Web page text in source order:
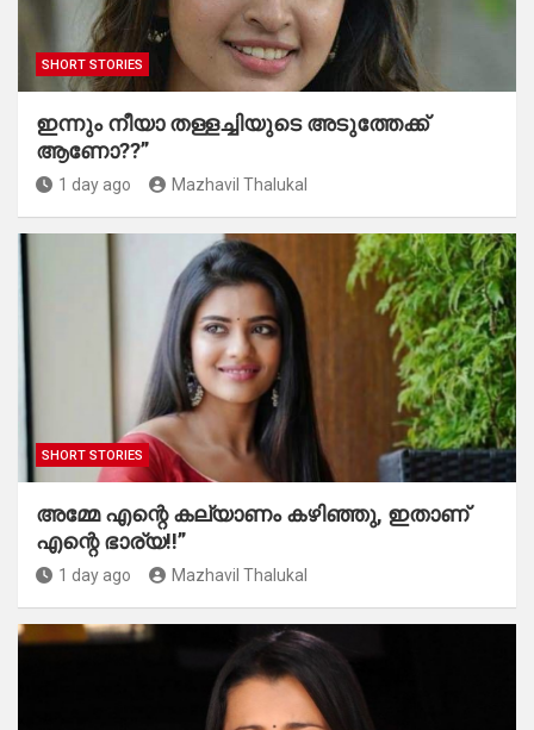
SHORT STORIES
ഇന്നും നീയാ തള്ളച്ചിയുടെ അടുത്തേക്ക്
ആണോ??”
1 day ago Mazhavil Thalukal
SHORT STORIES
അമ്മേ എന്റെ കല്യാണം കഴിഞ്ഞു, ഇതാണ്
എന്റെ ഭാര്യ!!”
1 day ago Mazhavil Thalukal